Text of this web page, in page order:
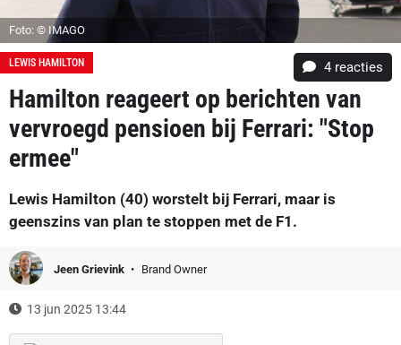
Foto: © IMAGO
LEWIS HAMILTON 4 reacties
Hamilton reageert op berichten van
vervroegd pensioen bij Ferrari: "Stop
ermee"
Lewis Hamilton (40) worstelt bij Ferrari, maar is
geenszins van plan te stoppen met de F1.
Jeen Grievink Brand Owner
13 jun 2025 13:44